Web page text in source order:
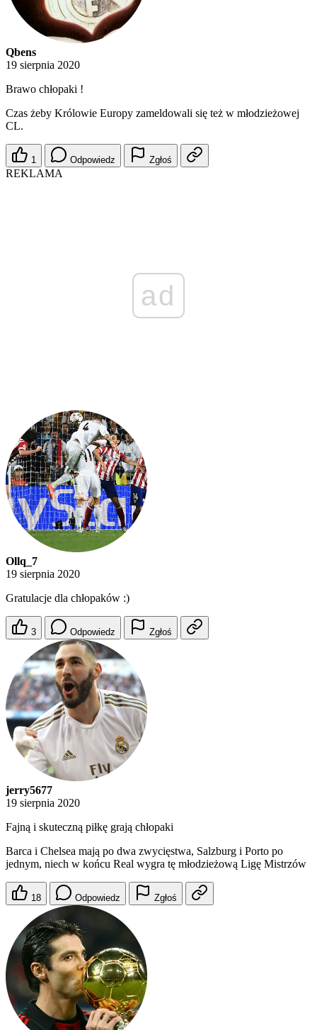
Qbens
19 sierpnia 2020
Brawo chłopaki !
Czas żeby Królowie Europy zameldowali się też w młodzieżowej
CL.
1 Odpowiedz Zgłoś
REKLAMA
ad
Ollq_7
19 sierpnia 2020
Gratulacje dla chłopaków :)
3 Odpowiedz Zgłoś
jerry5677
19 sierpnia 2020
Fajną i skuteczną piłkę grają chłopaki
Barca i Chelsea mają po dwa zwycięstwa, Salzburg i Porto po
jednym, niech w końcu Real wygra tę młodzieżową Ligę Mistrzów
18 Odpowiedz Zgłoś